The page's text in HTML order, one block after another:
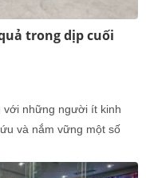
trong dịp cuối
với những người ít kinh
và nắm vững một số